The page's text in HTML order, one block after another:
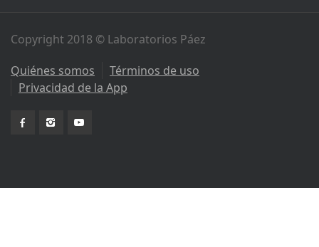
Copyright 2018 © Laboratorios Páez
Quiénes somos
Términos de uso
Privacidad de la App